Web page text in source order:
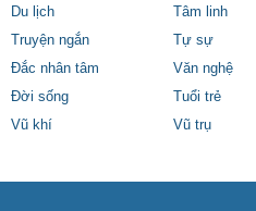
Du lịch
Tâm linh
Truyện ngắn
Tự sự
Đắc nhân tâm
Văn nghệ
Đời sống
Tuổi trẻ
Vũ khí
Vũ trụ